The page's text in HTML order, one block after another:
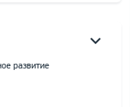
развитие